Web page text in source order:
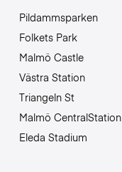
Pildammsparken
Folkets Park
Malmö Castle
Västra Station
Triangeln St
Malmö CentralStation
Eleda Stadium